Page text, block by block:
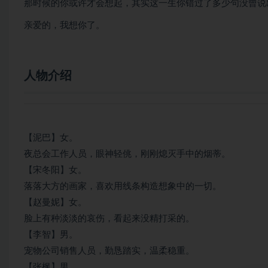
那时候的你或许才会想起，其实这一生你错过了多少句没曾说
亲爱的，我想你了。
人物介绍
【泥巴】女。
夜总会工作人员，眼神轻佻，刚刚熄灭手中的烟蒂。
【宋冬阳】女。
落落大方的画家，喜欢用线条构造想象中的一切。
【赵曼妮】女。
脸上有种淡淡的哀伤，看起来没精打采的。
【李智】男。
宠物公司销售人员，勤恳踏实，温柔稳重。